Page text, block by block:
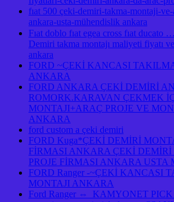
fıat 500 çeki-demiri-takma-montaji-
ankara-usta-mühendislik ankara
Fıat doblo fıat egea cross fıat
Demiri takma montajı maliyeti fiyatı
ankara
FORD ~ÇEKİ KANCASI
ANKARA
FORD ANKARA ÇEKİ DEMİRİ
ROMORK.KARAVAN ÇEKMEK
MONTAJI+ARAÇ PROJE VE
ANKARA
ford custom a çeki demiri
FORD Kuga*ÇEKİ DEMİRİ
FİRMASI ANKARA ÇEKİ
PROJE FİRMASI ANKARA USTA
FORD Ranger -~ÇEKİ KANCASI
MONTAJI ANKARA
Ford Ranger ⇔ KAMYONET PICK